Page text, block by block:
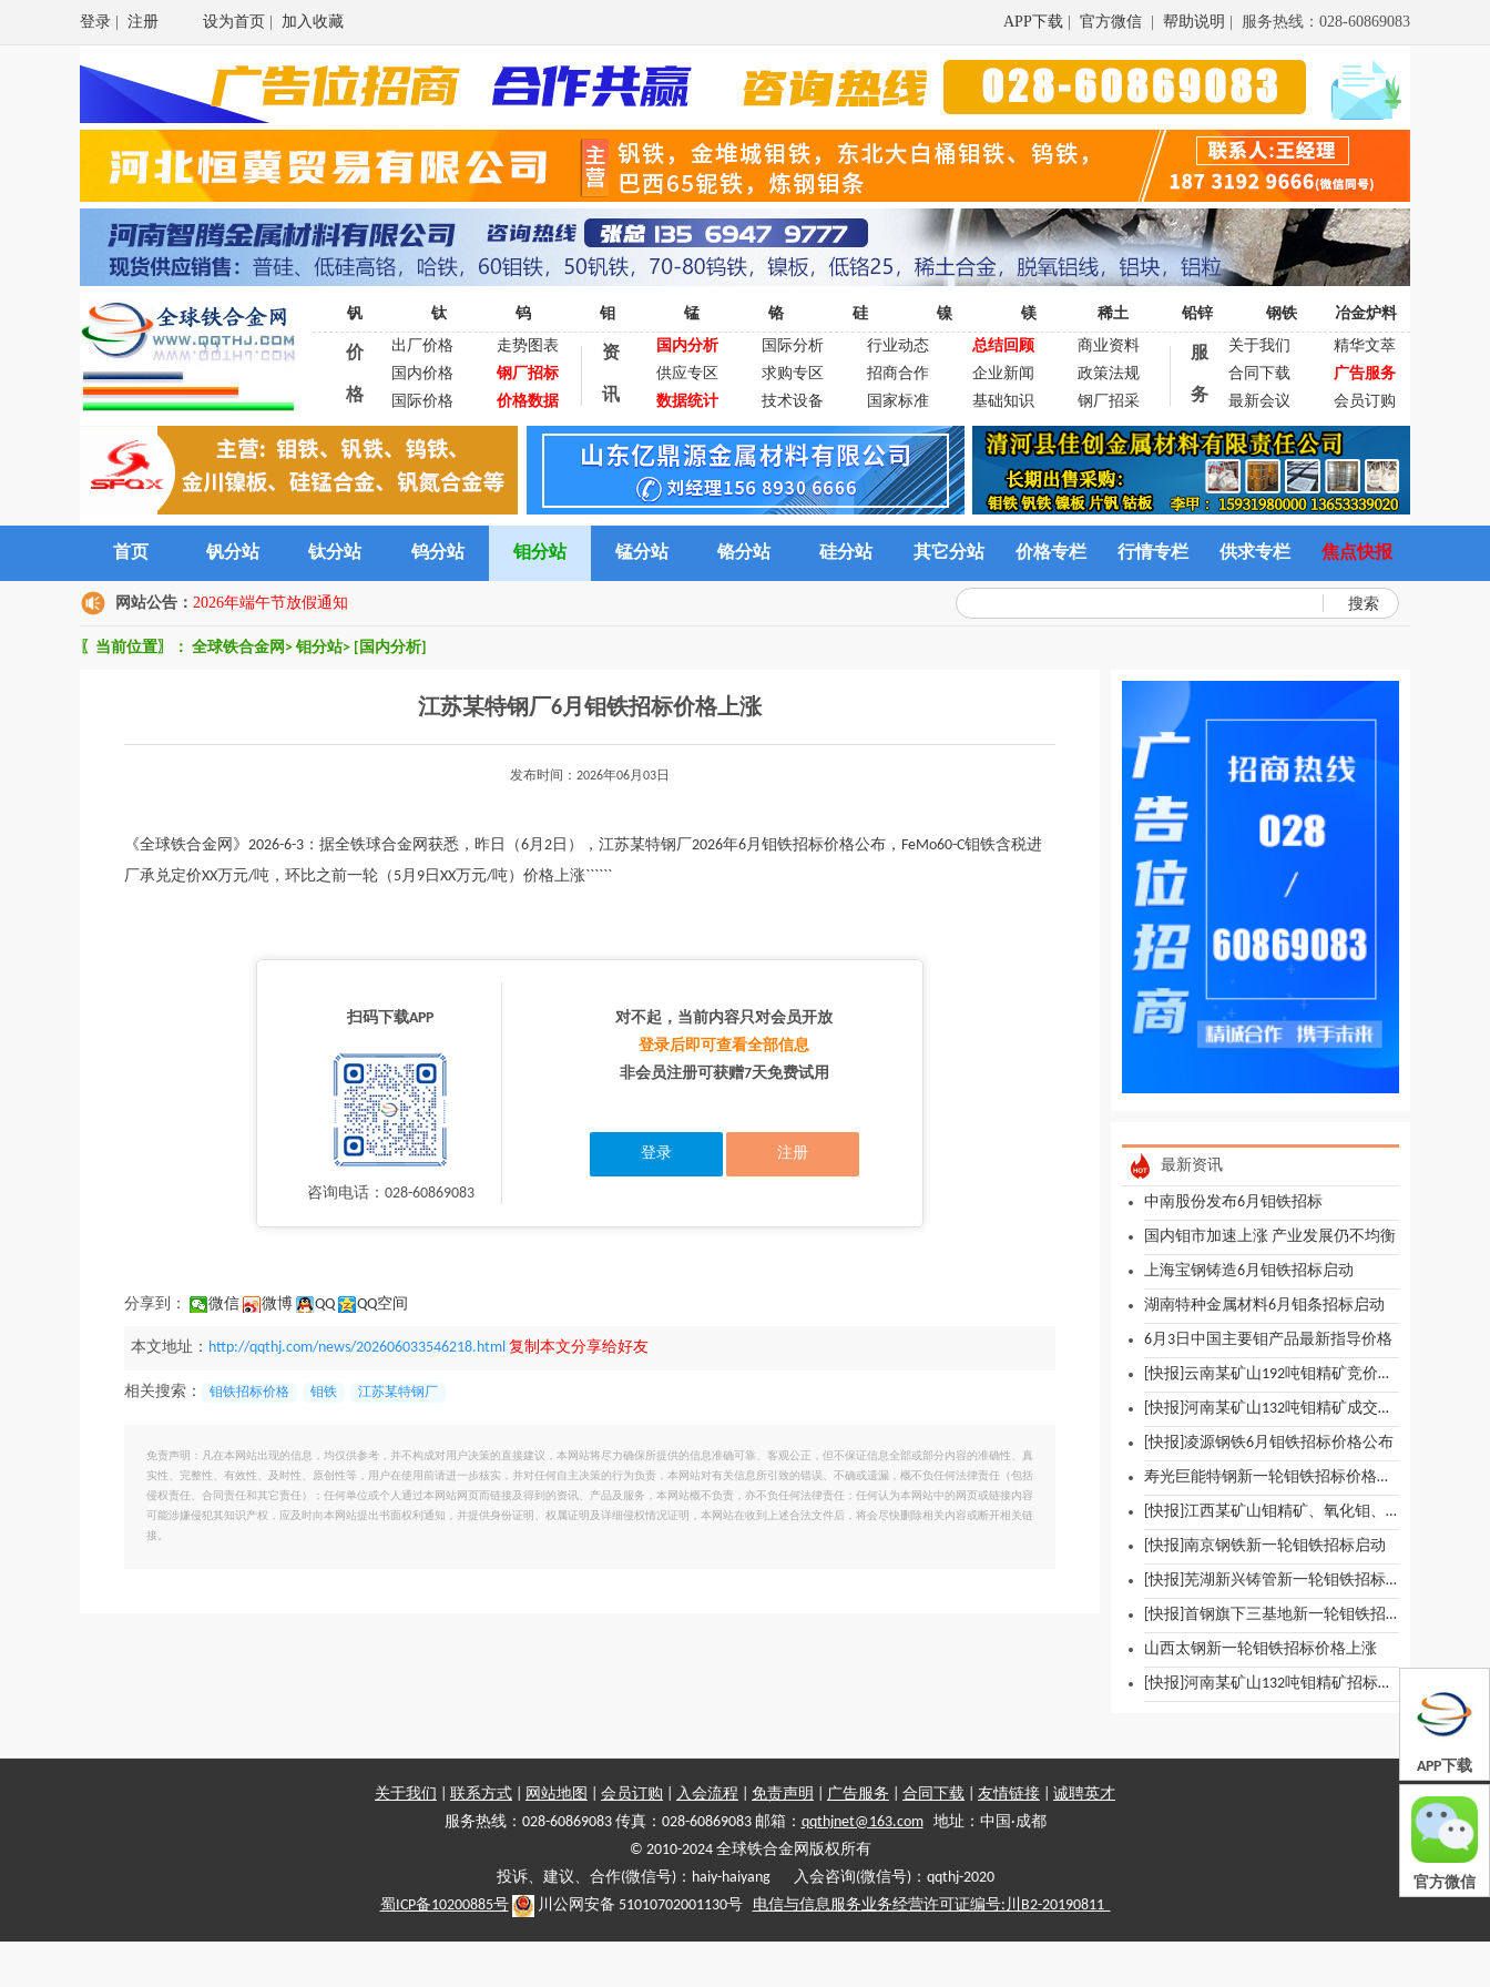
登录 注册 设为首页 加入收藏 APP下载 官方微信 帮助说明 | 服务热线：028-60869083
钒 钛 钨 钼 锰 铬 硅 镍 镁 稀土 铅锌 钢铁 冶金炉料
价
格
出厂价格
走势图表
国内价格
钢厂招标
国际价格
价格数据
资
讯
国内分析 国际分析 行业动态 总结回顾
商业资料
供应专区
求购专区 招商合作 企业新闻
政策法规
数据统计
技术设备 国家标准 基础知识 钢厂招采
服
务
关于我们
精华文萃
合同下载
广告服务
最新会议
会员订购
首页 钒分站 钛分站 钨分站 钼分站 锰分站 铬分站 硅分站 其它分站 价格专栏 行情专栏 供求专栏 焦点快报
网站公告： 2026年端午节放假通知 搜索
〖当前位置〗： 全球铁合金网 > 钼分站> [国内分析]
江苏某特钢厂6月钼铁招标价格上涨
发布时间：2026年06月03日
《全球铁合金网》2026-6-3：据全铁球合金网获悉，昨日（6月2日），江苏某特钢厂2026年6月钼铁招标价格公布，FeMo60-C钼铁含税进
厂承兑定价XX万元/吨，环比之前一轮（5月9日XX万元/吨）价格上涨``````
扫码下载APP
咨询电话：028-60869083
对不起，当前内容只对会员开放
登录后即可查看全部信息
非会员注册可获赠7天免费试用
登录 注册
分享到： 微信 微博 QQ QQ空间
本文地址： http://qqthj.com/news/202606033546218.html 复制本文分享给好友
相关搜索： 钼铁招标价格 钼铁 江苏某特钢厂
免责声明：凡在本网站出现的信息，均仅供参考，并不构成对用户决策的直接建议，本网站将尽力确保所提供的信息准确可靠、客观公正，但不保证信息全部或部分内容的准确性、真
实性、完整性、有效性、及时性、原创性等，用户在使用前请进一步核实，并对任何自主决策的行为负责，本网站对有关信息所引致的错误、不确或遗漏，概不负任何法律责任（包括
侵权责任、合同责任和其它责任）；任何单位或个人通过本网站网页而链接及得到的资讯、产品及服务，本网站概不负责，亦不负任何法律责任；任何认为本网站中的网页或链接内容
可能涉嫌侵犯其知识产权，应及时向本网站提出书面权利通知，并提供身份证明、权属证明及详细侵权情况证明，本网站在收到上述合法文件后，将会尽快删除相关内容或断开相关链
接。
最新资讯
中南股份发布6月钼铁招标
国内钼市加速上涨 产业发展仍不均衡
上海宝钢铸造6月钼铁招标启动
湖南特种金属材料6月钼条招标启动
6月3日中国主要钼产品最新指导价格
[快报]云南某矿山192吨钼精矿竞价出货预告
[快报]河南某矿山132吨钼精矿成交价格快报
[快报]凌源钢铁6月钼铁招标价格公布
寿光巨能特钢新一轮钼铁招标价格上涨
[快报]江西某矿山钼精矿、氧化钼、钼酸铵出货价格
[快报]南京钢铁新一轮钼铁招标启动
[快报]芜湖新兴铸管新一轮钼铁招标启动
[快报]首钢旗下三基地新一轮钼铁招标启动
山西太钢新一轮钼铁招标价格上涨
[快报]河南某矿山132吨钼精矿招标出货预告
关于我们 联系方式 网站地图 会员订购 入会流程 免责声明 广告服务 合同下载 友情链接
诚聘英才
服务热线：028-60869083 传真：028-60869083 邮箱： qqthjnet@163.com地址：中国·成都
© 2010-2024 全球铁合金网版权所有
投诉、建议、合作(微信号)：haiy-haiyang 入会咨询(微信号)：qqthj-2020
蜀ICP备10200885号
川公网安备 51010702001130号 电信与信息服务业务经营许可证编号:川B2-20190811
APP下载
官方微信